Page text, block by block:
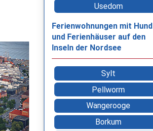
Usedom
Ferienwohnungen mit Hund
und Ferienhäuser auf den
Inseln der Nordsee
Sylt
Pellworm
Wangerooge
Borkum